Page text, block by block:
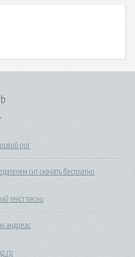
рог
снт скачать бесплатно
текст песни
андреас
rp